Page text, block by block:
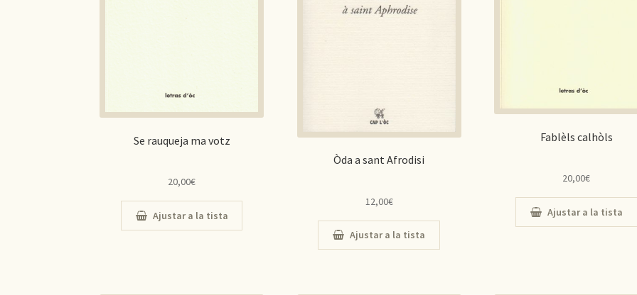
Se rauqueja ma votz
20,00€
Ajustar a la tista
Òda a sant Afrodisi
12,00€
Ajustar a la tista
Fablèls calhòls
20,00€
Ajustar a la tista